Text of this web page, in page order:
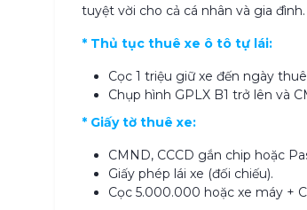
tuyệt vời cho cả cá nhân và gia đình.
* Thủ tục thuê xe ô tô tự lái:
Cọc 1 triệu giữ xe đến ngày
Chụp hình GPLX B1 trở lên và
* Giấy tờ thuê xe:
CMND, CCCD gắn chip hoặc
Giấy phép lái xe (đối chiếu).
Cọc 5.000.000 hoặc xe máy +